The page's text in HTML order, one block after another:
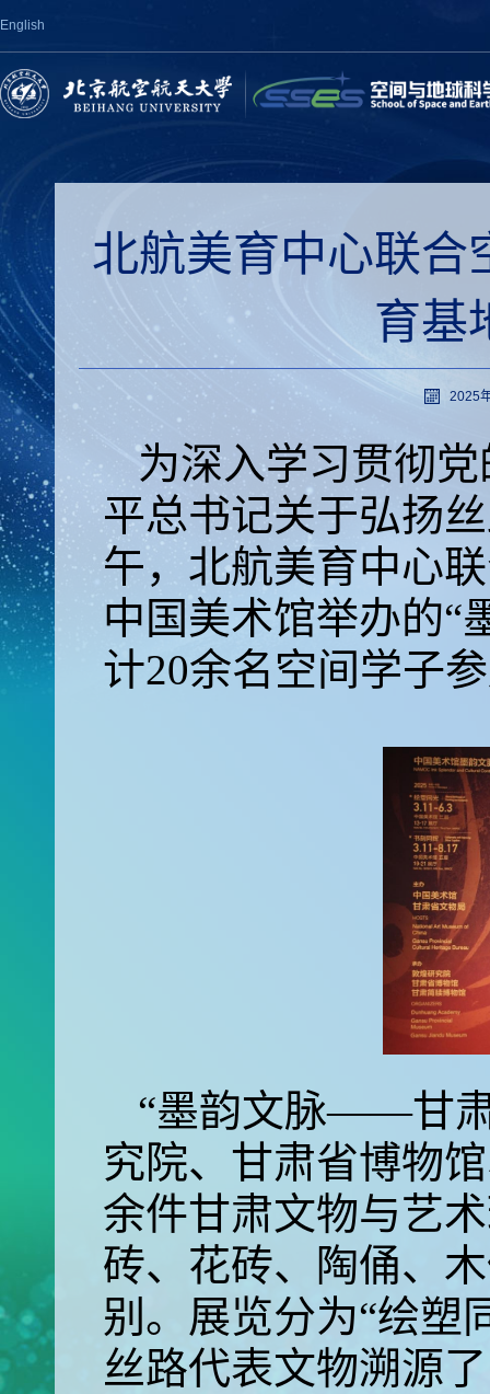
English
北航美育中心联合
育基
2025
为深入学习贯彻
平总书记关于弘扬
午，北航美育中心
中国美术馆举办的
计20余名空间学子
“墨韵文脉——甘
究院、甘肃省博物
余件甘肃文物与艺
砖、花砖、陶俑、
别。展览分为“绘塑
丝路代表文物溯源